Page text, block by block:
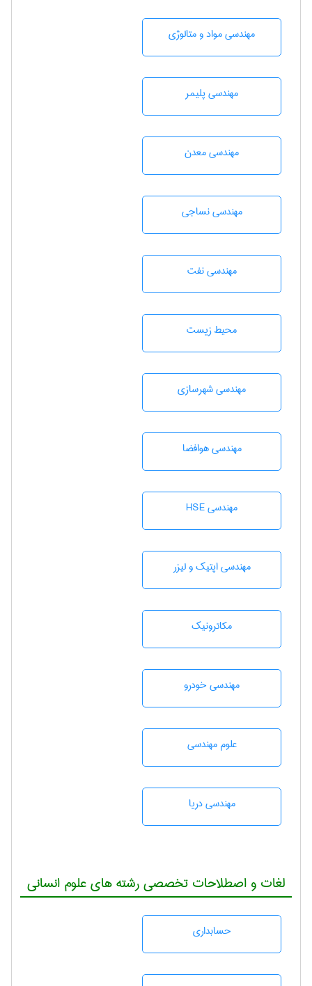
مهندسی مواد و متالوژی
مهندسی پليمر
مهندسی معدن
مهندسي نساجی
مهندسی نفت
محيط زيست
مهندسی شهرسازی
مهندسی هوافضا
مهندسی HSE
مهندسی اپتیک و لیزر
مکاترونیک
مهندسی خودرو
علوم مهندسی
مهندسی دریا
لغات و اصطلاحات تخصصی رشته های علوم انسانی
حسابداری